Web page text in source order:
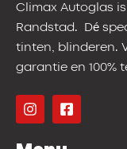
Climax Autoglas
Randstad. Dé
tinten, blinderen.
garantie en 100%